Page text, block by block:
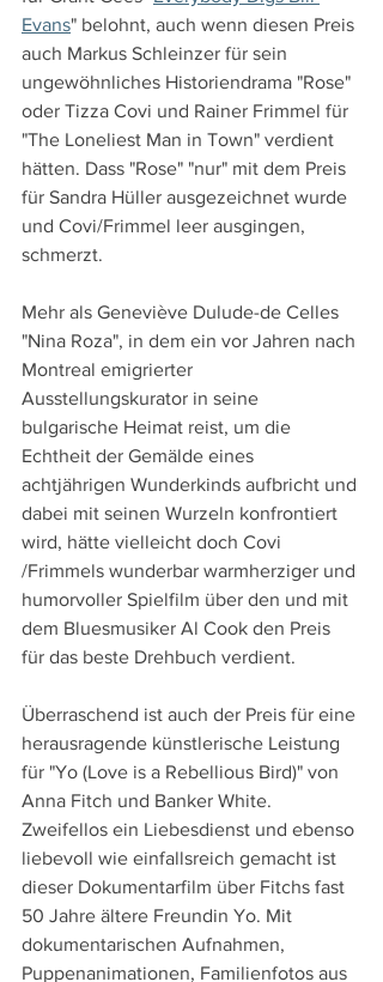
Evans" belohnt, auch wenn diesen Preis
auch Markus Schleinzer für sein
ungewöhnliches Historiendrama "Rose"
oder Tizza Covi und Rainer Frimmel für
"The Loneliest Man in Town" verdient
hätten. Dass "Rose" "nur" mit dem Preis
für Sandra Hüller ausgezeichnet wurde
und Covi/Frimmel leer ausgingen,
schmerzt.
Mehr als Geneviève Dulude-de Celles
"Nina Roza", in dem ein vor Jahren nach
Montreal emigrierter
Ausstellungskurator in seine
bulgarische Heimat reist, um die
Echtheit der Gemälde eines
achtjährigen Wunderkinds aufbricht und
dabei mit seinen Wurzeln konfrontiert
wird, hätte vielleicht doch Covi
/Frimmels wunderbar warmherziger und
humorvoller Spielfilm über den und mit
dem Bluesmusiker Al Cook den Preis
für das beste Drehbuch verdient.
Überraschend ist auch der Preis für eine
herausragende künstlerische Leistung
für "Yo (Love is a Rebellious Bird)" von
Anna Fitch und Banker White.
Zweifellos ein Liebesdienst und ebenso
liebevoll wie einfallsreich gemacht ist
dieser Dokumentarfilm über Fitchs fast
50 Jahre ältere Freundin Yo. Mit
dokumentarischen Aufnahmen,
Puppenanimationen, Familienfotos aus